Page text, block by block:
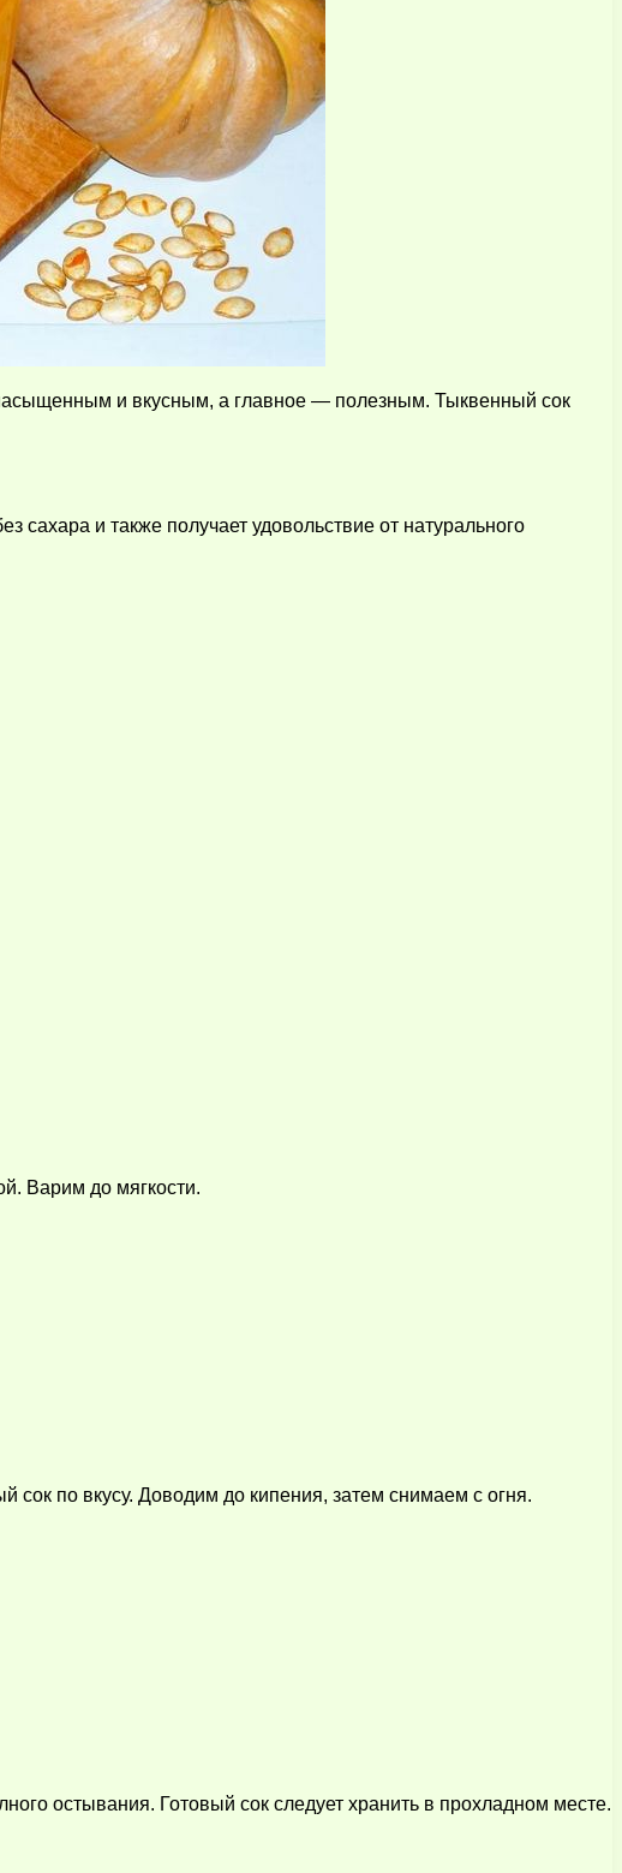
насыщенным и вкусным, а главное — полезным. Тыквенный сок
сахара и также получает удовольствие от натурального
Варим до мягкости.
по вкусу. Доводим до кипения, затем снимаем с огня.
остывания. Готовый сок следует хранить в прохладном месте.